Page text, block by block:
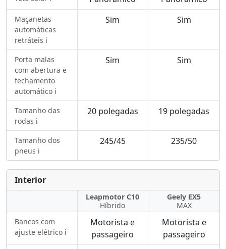
Maçanetas
automáticas
retráteis ℹ️
Sim Sim
Porta malas
com abertura e
fechamento
automático ℹ️
Sim Sim
Tamanho das
rodas ℹ️
20 polegadas 19 polegadas
Tamanho dos
pneus ℹ️
245/45 235/50
Interior
Leapmotor C10
Híbrido
Geely EX5
MAX
Bancos com
ajuste elétrico ℹ️
Motorista e
passageiro
Motorista e
passageiro